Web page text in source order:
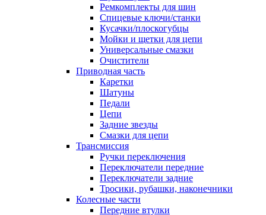
Ремкомплекты для шин
Спицевые ключи/станки
Кусачки/плоскогубцы
Мойки и щетки для цепи
Универсальные смазки
Очистители
Приводная часть
Каретки
Шатуны
Педали
Цепи
Задние звезды
Смазки для цепи
Трансмиссия
Ручки переключения
Переключатели передние
Переключатели задние
Тросики, рубашки, наконечники
Колесные части
Передние втулки